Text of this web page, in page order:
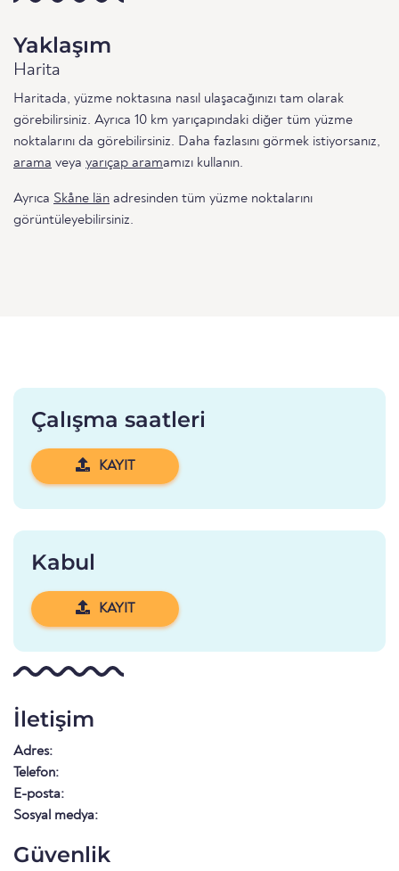
Yaklaşım
Harita
Haritada, yüzme noktasına nasıl ulaşacağınızı tam olarak
görebilirsiniz. Ayrıca 10 km yarıçapındaki diğer tüm yüzme
noktalarını da görebilirsiniz. Daha fazlasını görmek istiyorsanız,
arama veya yarıçap aramamızı kullanın.
Ayrıca Skåne län adresinden tüm yüzme noktalarını
görüntüleyebilirsiniz.
Çalışma saatleri
KAYIT
Kabul
KAYIT
İletişim
Adres:
Telefon:
E-posta:
Sosyal medya:
Güvenlik